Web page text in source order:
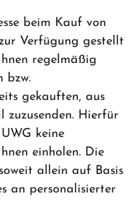
beim Kauf von
Verfügung gestellt
regelmäßig
bzw.
gekauften, aus
zuzusenden. Hierfür
keine
einholen. Die
allein auf Basis
an personalisierter